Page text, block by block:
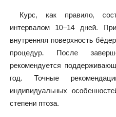
Курс, как правило,
интервалом 10–14 дней.
внутренняя поверхность
процедур. После
рекомендуется
год. Точные
индивидуальных
степени птоза.